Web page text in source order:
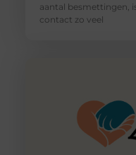
aantal besmettingen,
contact zo veel